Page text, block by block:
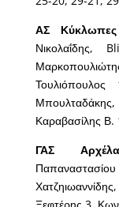
ΑΣ Κύκλωπες
Νικολαΐδης,
Καραβασίλης Β.
ΓΑΣ